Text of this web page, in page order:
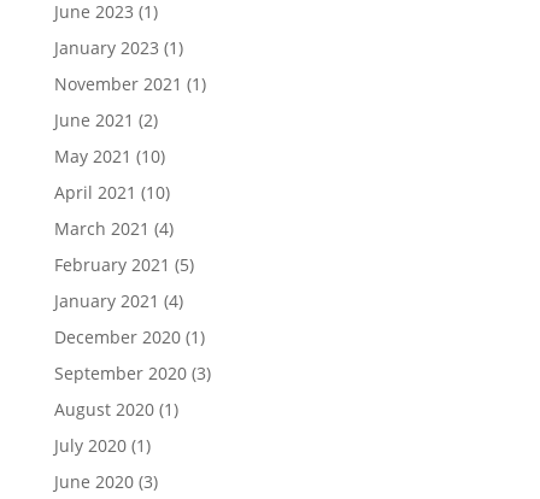
June 2023 (1)
January 2023 (1)
November 2021 (1)
June 2021 (2)
May 2021 (10)
April 2021 (10)
March 2021 (4)
February 2021 (5)
January 2021 (4)
December 2020(1)
September 2020(3)
August 2020(1)
July 2020(1)
June 2020(3)